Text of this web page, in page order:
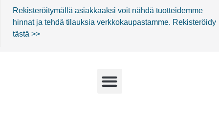
Rekisteröitymällä asiakkaaksi voit nähdä tuotteidemme
hinnat ja tehdä tilauksia verkkokaupastamme. Rekisteröidy
tästä >>